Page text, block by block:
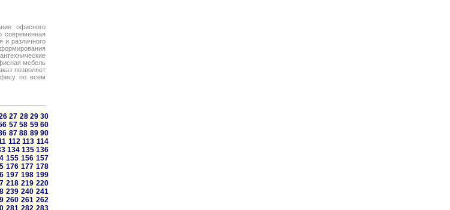
офисного
современная
и различного
мебель
позволяет
по всем
27 28 29 30
57 58 59 60
87 88 89 90
112 113 114
134 135 136
155 156 157
176 177 178
197 198 199
218 219 220
239 240 241
260 261 262
281 282 283